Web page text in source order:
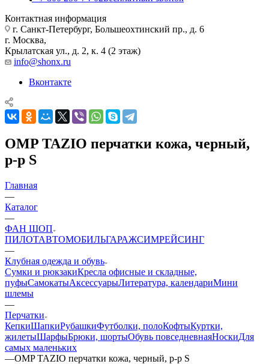
Контактная информация
г. Санкт-Петербург, Большеохтинский пр., д. 6
г. Москва,
Крылатская ул., д. 2, к. 4 (2 этаж)
info@shonx.ru
Вконтакте
OMP TAZIO перчатки кожа, черный,
р-р S
Главная
—
Каталог
—
ФАН ШОП
ПИЛОТАВТОМОБИЛЬГАРАЖСИМРЕЙСИНГ
—
Клубная одежда и обувь
Сумки и рюкзакиКресла офисные и складные,
пуфыСамокатыАксессуарыЛитература, календариМини
шлемы
—
Перчатки
КепкиШапкиРубашкиФутболки, полоКофтыКуртки,
жилетыШарфыБрюки, шортыОбувь повседневнаяНоскиДля
самых маленьких
—OMP TAZIO перчатки кожа, черный, р-р S